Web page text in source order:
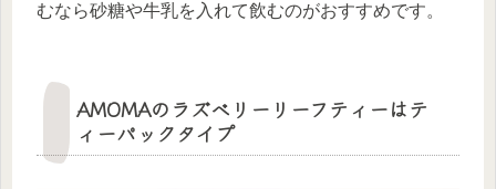
むなら砂糖や牛乳を入れて飲むのがおすすめです。
AMOMAのラズベリーリーフティーはテ
ィーパックタイプ